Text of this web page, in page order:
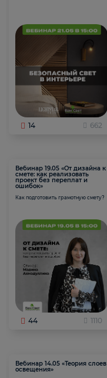
14 662
Вебинар 19.05 «От дизайна к
смете: как реализовать
проект без переплат и
ошибок»
Как подготовить грамотную смету?
44 1110
Вебинар 14.05 «Теория слоев
освещения»